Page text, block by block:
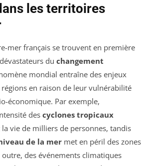
les territoires
mer français se trouvent en première
du changement
mondial entraîne des enjeux
en raison de leur vulnérabilité
économique. Par exemple,
des cyclones tropicaux
vie de milliers de personnes, tandis
de la mer met en péril des zones
des événements climatiques